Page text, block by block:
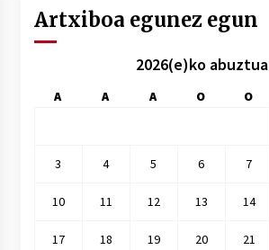
Artxiboa egunez egun
2026(e)ko abuztua
A A A O O
3 4 5 6 7
10 11 12 13 14
17 18 19 20 21